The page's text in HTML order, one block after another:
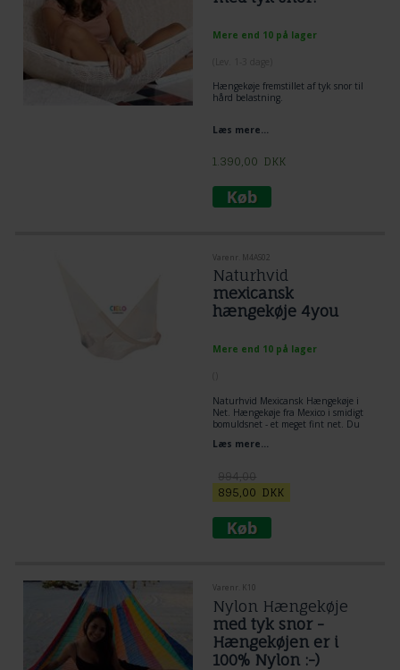
Mere end 10 på lager
Hængekøje fremstillet af tyk snor til
hård belastning.
Læs mere...
1.390,00 DKK
Varenr. M4AS02
Naturhvid
mexicansk
hængekøje 4you
Mere end 10 på lager
Naturhvid Mexicansk Hængekøje i
Net. Hængekøje fra Mexico i smidigt
bomuldsnet - et meget fint net. Du
denne hængekøje. Perfekt til en
alligevel meget stærk. Mexicansk
bestseller hængekøje til hus og have,
backpack, camping og rejser. Super
komfort ved at lægge i en rigtig
Mexicansk Maya Hængekøje.
Læs mere...
994,00
895,00 DKK
Varenr. K10
Nylon Hængekøje
med tyk snor -
Hængekøjen er i
100% Nylon :-)